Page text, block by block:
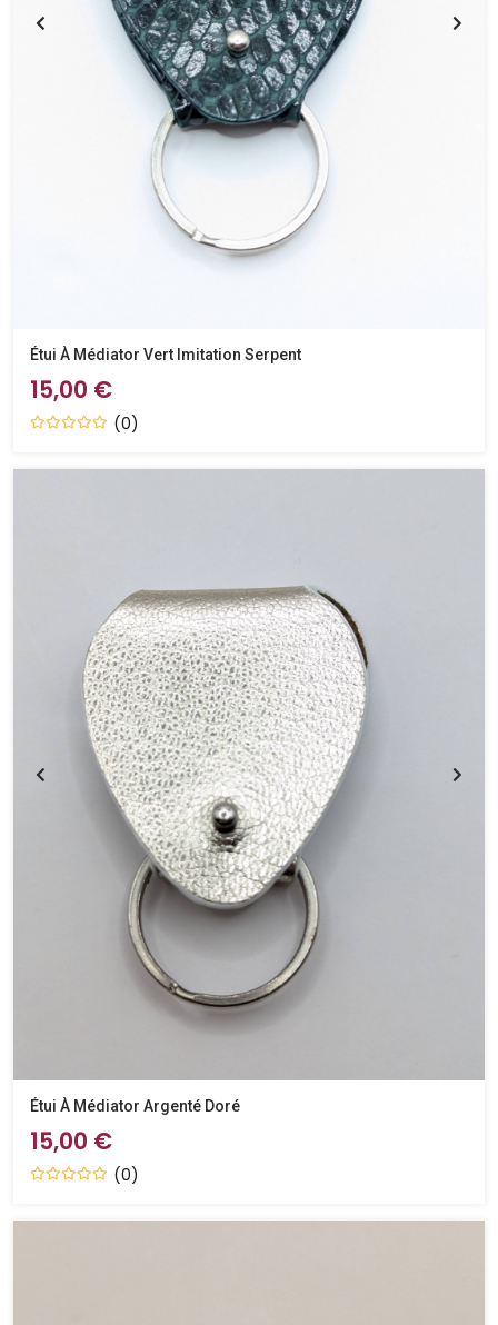
Étui À Médiator Vert Imitation Serpent
15,00 €
(0)
Étui À Médiator Argenté Doré
15,00 €
(0)